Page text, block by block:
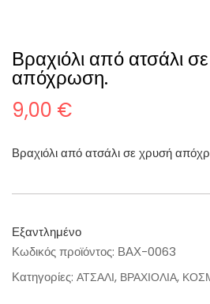
Βραχιόλι από ατσάλι
απόχρωση.
9,00 €
Βραχιόλι από ατσάλι σε χρυσή
Εξαντλημένο
Κωδικός προϊόντος: ΒΑΧ-0063
Κατηγορίες: ΑΤΣΑΛΙ, ΒΡΑΧΙΟΛΙΑ,